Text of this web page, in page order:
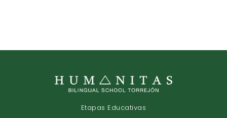
Etapas Educativas